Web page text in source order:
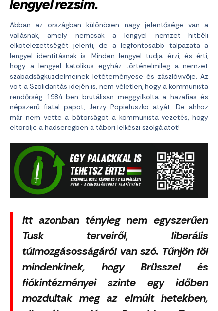
lengyel rezsim.
Abban az országban különösen nagy jelentősége van a
vallásnak, amely nemcsak a lengyel nemzet hitbéli
elkötelezettségét jelenti, de a legfontosabb talpazata a
lengyel identitásnak is. Minden lengyel tudja, érzi, és érti,
hogy a lengyel katolikus egyház történelmileg a nemzet
szabadságküzdelmeinek letéteményese és zászlóvivője. Az
volt a Szolidaritás idején is, nem véletlen, hogy a kommunista
rendőrség 1984-ben brutálisan meggyilkolta a hazafias és
népszerű fiatal papot, Jerzy Popiełuszko atyát. De ahhoz
már nem vette a bátorságot a kommunista vezetés, hogy
eltörölje a hadseregben a tábori lelkészi szolgálatot!
Itt azonban tényleg nem egyszerűen
Tusk terveiről, liberális
túlmozgásosságáról van szó. Tűnjön föl
mindenkinek, hogy Brüsszel és
fiókintézményei szinte egy időben
mozdultak meg az elmúlt hetekben,